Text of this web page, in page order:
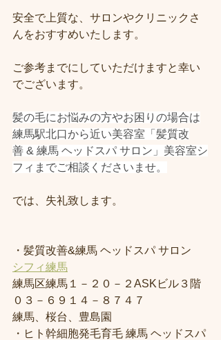
安全で上質な、サロンやクリニックさ
んをおすすめいたします。
ご参考までにしていただけますと幸い
でございます。
髪の毛にお悩みの方やお困りの場合は
練馬駅北口から近い美容室「髪質改
善 & 練馬 ヘッドスパ サロン」美容室シ
フィまでご相談くださいませ。
では、失礼致します。
・髪質改善&練馬 ヘッドスパ サロン
シフィ練馬
練馬区練馬１－２０－２ASKビル３階
０３－６９１４－８７４７
練馬、桜台、豊島園
・ヒト幹細胞発毛育毛 練馬 ヘッドスパ